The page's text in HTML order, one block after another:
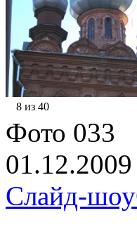
8 из 40
Фото 033
01.12.2009
Слайд-шоу